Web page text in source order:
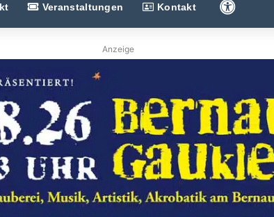
Veranstaltungen Kontakt
Anzeige